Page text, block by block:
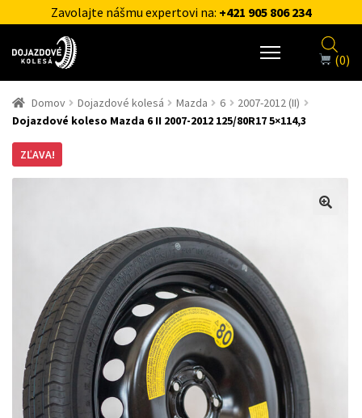
Zavolajte nášmu expertovi na: +421 905 806 234
(0)
Domov Dojazdové kolesá Mazda 6
2007-2012 (II)
Dojazdové koleso Mazda 6 II 2007-2012 125/80R17 5×114,3
ZĽAVA!